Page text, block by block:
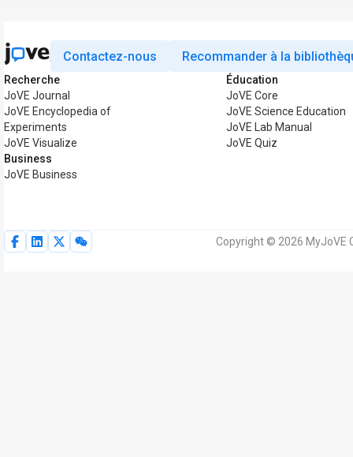
Contactez-nous Recommander à la
Recherche
JoVE Journal
JoVE Encyclopedia of
Experiments
JoVE Visualize
Business
JoVE Business
Éducation
JoVE Core
JoVE Science Education
JoVE Lab Manual
JoVE Quiz
Copyright © 2026 MyJoVE